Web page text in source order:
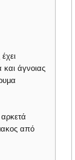
άγνοιας
από